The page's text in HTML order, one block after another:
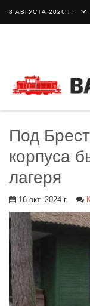
8 АВГУСТА 2026 Г.
Под
корпуса
лагеря
16 окт. 2024 г.